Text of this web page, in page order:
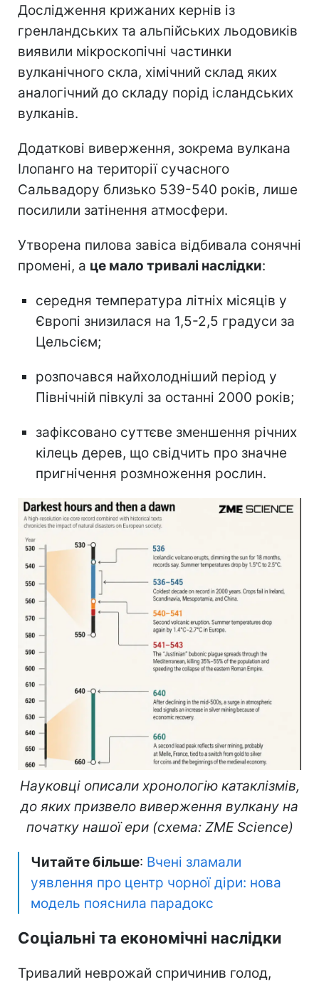
Дослідження крижаних кернів із
гренландських та альпійських льодовиків
виявили мікроскопічні частинки
вулканічного скла, хімічний склад яких
аналогічний до складу порід ісландських
вулканів.
Додаткові виверження, зокрема вулкана
Ілопанго на території сучасного
Сальвадору близько 539-540 років, лише
посилили затінення атмосфери.
Утворена пилова завіса відбивала сонячні
промені, а це мало тривалі наслідки:
середня температура літніх місяців у
Європі знизилася на 1,5-2,5 градуси за
Цельсієм;
розпочався найхолодніший період у
Північній півкулі за останні 2000 років;
зафіксовано суттєве зменшення річних
кілець дерев, що свідчить про значне
пригнічення розмноження рослин.
Науковці описали хронологію катаклізмів,
до яких призвело виверження вулкану на
початку нашої ери (схема: ZME Science)
Читайте більше: Вчені зламали
уявлення про центр чорної діри: нова
модель пояснила парадокс
Соціальні та економічні наслідки
Тривалий неврожай спричинив голод,